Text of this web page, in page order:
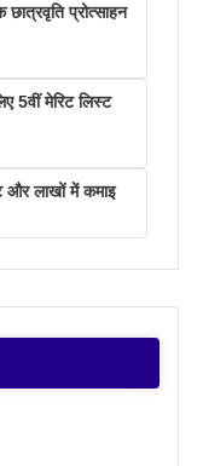
प्रोत्साहन
5वीं मेरिट लिस्ट
और लाखों में कमाइ